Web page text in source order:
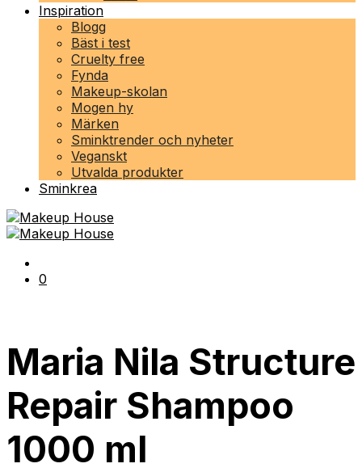
Inspiration
Blogg
Bäst i test
Cruelty free
Fynda
Makeup-skolan
Mogen hy
Märken
Sminktrender och nyheter
Veganskt
Utvalda produkter
Sminkrea
0
Maria Nila Structure
Repair Shampoo
1000 ml